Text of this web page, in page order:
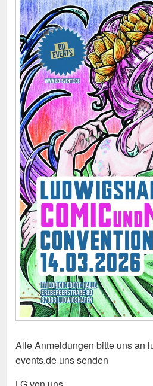
Alle Anmeldungen bitte uns an
events.de uns senden